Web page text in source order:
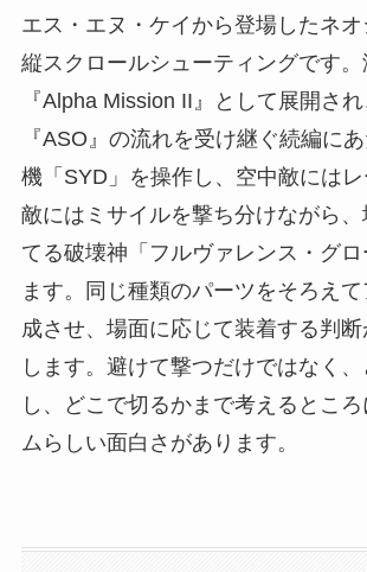
エス・エヌ・ケイから登場したネ
縦スクロールシューティングです。
『Alpha Mission II』として展開さ
『ASO』の流れを受け継ぐ続編に
機「SYD」を操作し、空中敵には
敵にはミサイルを撃ち分けながら
てる破壊神「フルヴァレンス・グ
ます。同じ種類のパーツをそろえ
成させ、場面に応じて装着する判
します。避けて撃つだけではなく
し、どこで切るかまで考えるとこ
ムらしい面白さがあります。